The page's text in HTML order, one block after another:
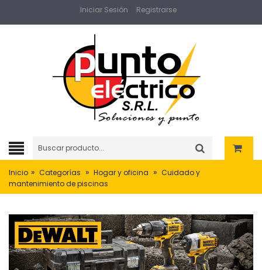
Iniciar Sesión Registrarse
Inicio » Categorías » Hogar y oficina » Cuidado y
mantenimiento de piscinas